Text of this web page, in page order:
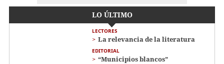
LO ÚLTIMO
LECTORES
La relevancia de la literatura
EDITORIAL
“Municipios blancos”